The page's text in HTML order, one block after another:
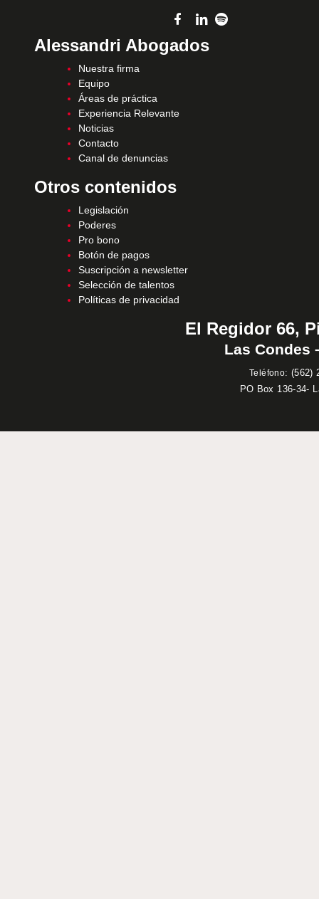
Alessandri Abogados
Nuestra firma
Equipo
Áreas de práctica
Experiencia Relevante
Noticias
Contacto
Canal de denuncias
Otros contenidos
Legislación
Poderes
Pro bono
Botón de pagos
Suscripción a newsletter
Selección de talentos
Políticas de privacidad
El Regidor 66,
Las Condes
Teléfono: (562)
PO Box 136-34-